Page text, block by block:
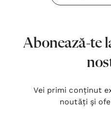
Abonează-te
Vei primi conținut
noutăți şi